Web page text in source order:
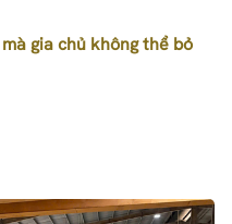
gia chủ không thể bỏ